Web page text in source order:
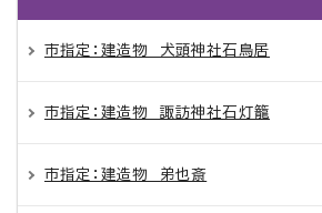
市指定：建造物 犬頭神社石鳥居
市指定：建造物 諏訪神社石灯籠
市指定：建造物 弟也斎